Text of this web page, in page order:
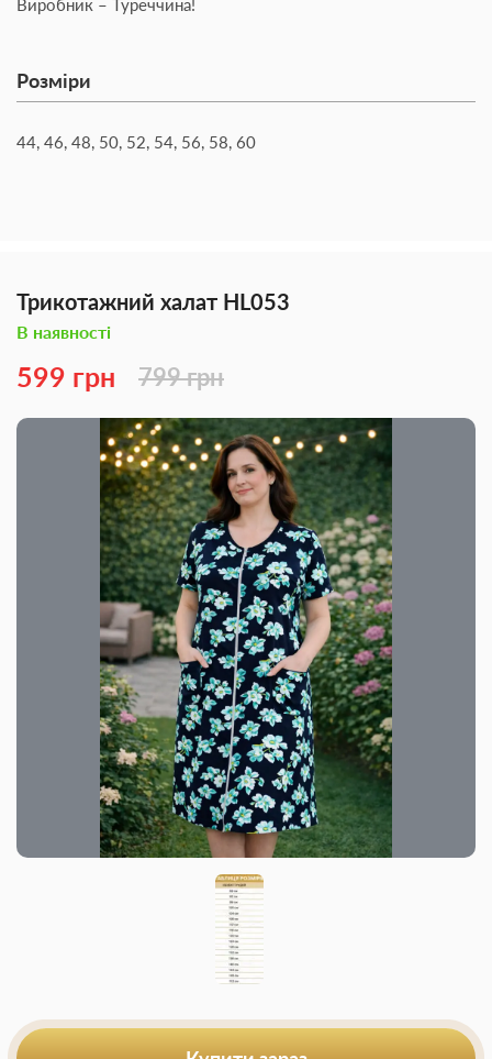
Виробник – Туреччина!
Розміри
44, 46, 48, 50, 52, 54, 56, 58, 60
Трикотажний халат HL053
В наявності
599 грн 799 грн